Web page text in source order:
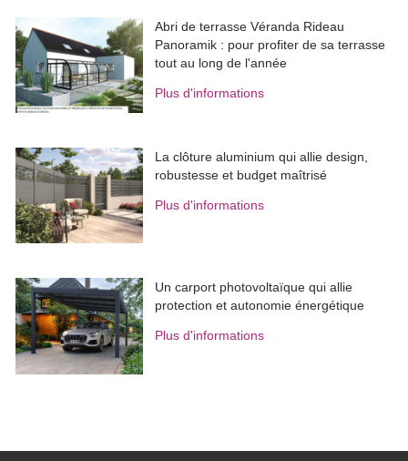
Abri de terrasse Véranda Rideau
Panoramik : pour profiter de sa terrasse
tout au long de l'année
Plus d'informations
La clôture aluminium qui allie design,
robustesse et budget maîtrisé
Plus d'informations
Un carport photovoltaïque qui allie
protection et autonomie énergétique
Plus d'informations